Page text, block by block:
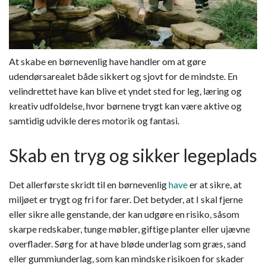
At skabe en børnevenlig have handler om at gøre
udendørsarealet både sikkert og sjovt for de mindste. En
velindrettet have kan blive et yndet sted for leg, læring og
kreativ udfoldelse, hvor børnene trygt kan være aktive og
samtidig udvikle deres motorik og fantasi.
Skab en tryg og sikker legeplads
Det allerførste skridt til en børnevenlighaveer at sikre, at
miljøet er trygt og fri for farer. Det betyder, at I skal fjerne
eller sikre alle genstande, der kan udgøre en risiko, såsom
skarpe redskaber, tunge møbler, giftige planter eller ujævne
overflader. Sørg for at have bløde underlag som græs, sand
eller gummiunderlag, som kan mindske risikoen for skader